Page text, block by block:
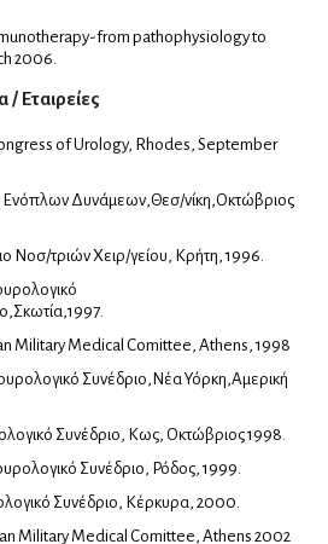
from pathophysiology to
2006.
Εταιρείες
of Urology, Rhodes, September
Ενόπλων Δυνάμεων,Θεσ/νίκη,Οκτώβριος
Νοσ/τριών Χειρ/γείου, Κρήτη, 1996.
Military Medical Comittee, Athens, 1998
Συνέδριο,Νέα Υόρκη,Αμερική
Συνέδριο, Κως, Οκτώβριος 1998.
Συνέδριο, Ρόδος, 1999.
Συνέδριο, Κέρκυρα, 2000.
Military Medical Comittee, Athens 2002